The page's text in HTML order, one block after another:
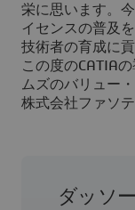
栄に思います。
イセンスの普及
技術者の育成に
この度のCATIA
ムズのバリュー
株式会社ファソ
ダッソ